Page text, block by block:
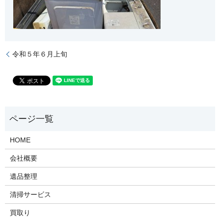
令和５年６月上旬
HOME
会社概要
遺品整理
清掃サービス
買取り